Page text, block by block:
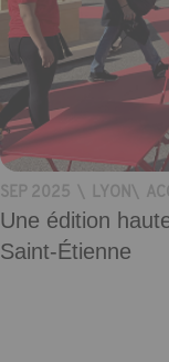
SEP 2025 \ LYON\
Une édition
Saint-Étienne